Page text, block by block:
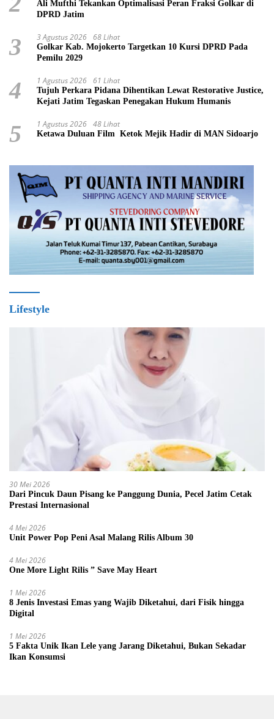
Ali Mufthi Tekankan Optimalisasi Peran Fraksi Golkar di
DPRD Jatim
3 3 Agustus 2026 68 Lihat
Golkar Kab. Mojokerto Targetkan 10 Kursi DPRD Pada
Pemilu 2029
4 1 Agustus 2026 61 Lihat
Tujuh Perkara Pidana Dihentikan Lewat Restorative Justice,
Kejati Jatim Tegaskan Penegakan Hukum Humanis
5 1 Agustus 2026 48 Lihat
Ketawa Duluan Film Ketok Mejik Hadir di MAN Sidoarjo
Lifestyle
30 Mei 2026
Dari Pincuk Daun Pisang ke Panggung Dunia, Pecel Jatim Cetak
Prestasi Internasional
4 Mei 2026
Unit Power Pop Peni Asal Malang Rilis Album 30
4 Mei 2026
One More Light Rilis ” Save May Heart
1 Mei 2026
8 Jenis Investasi Emas yang Wajib Diketahui, dari Fisik hingga
Digital
1 Mei 2026
5 Fakta Unik Ikan Lele yang Jarang Diketahui, Bukan Sekadar
Ikan Konsumsi